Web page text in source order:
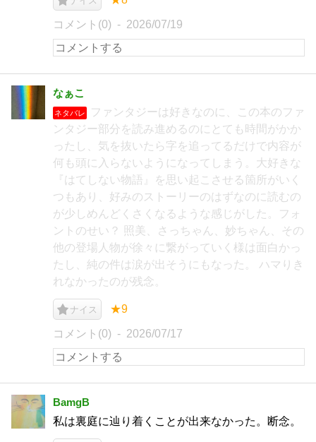
コメント(0) 2026/07/19
なぁこ
ネタバレ
ファンタジーは好きなのに、この本のファ
ンタジー部分を読み進めるのにとても時間がかか
ったし、気を抜いたら字を追ってるだけで内容が
何も頭に入らないようになってしまう。大好きな
『はてしない物語』を思い起こさせる箇所がいく
つもあり、好みのストーリーのはずなのに読むの
が少しめんどくさくなるような感じがした。フォ
ントのせい？ 照美、さっちゃん、妙ちゃん、その
他の登場人物が徐々に繋がっていく様は面白かっ
たし、純の件は涙が出そうにもなった。 ハマりき
れなかったのが残念。
ナイス ★9
コメント(0) 2026/07/17
BamgB
私は裏庭に辿り着くことが出来なかった。断念。